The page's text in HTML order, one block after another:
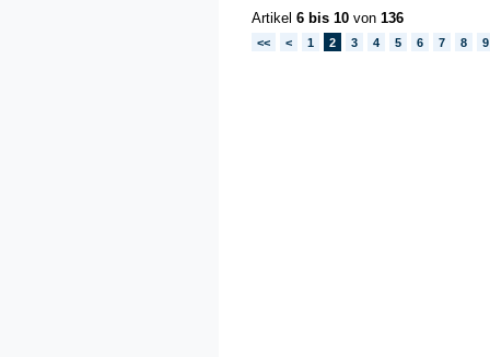
Artikel 6 bis 10von 136
<< < 1 2 3 4 5 6 7 8 9